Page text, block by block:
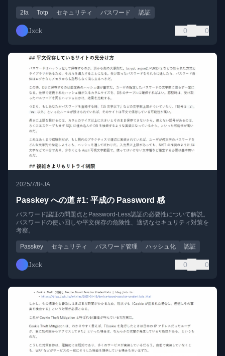
2fa Totp セキュリティ パスワード 認証
Jxck 0 0
2025/7/8•JA
Passkey への道 #1: 平成の Password 感
パスワード認証の問題点とPassword-Less認証の必要性について解説。
パスワードの使い回しや平文保存の危険性、適切なセキュリティ対策を
考察。
Passkey セキュリティ パスワード管理 ハッシュ化 認証
Jxck 0 0